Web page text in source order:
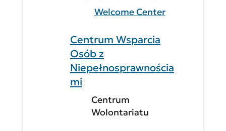
Welcome Center
Centrum Wsparcia
Osób z
Niepełnosprawnościa
mi
Centrum
Wolontariatu